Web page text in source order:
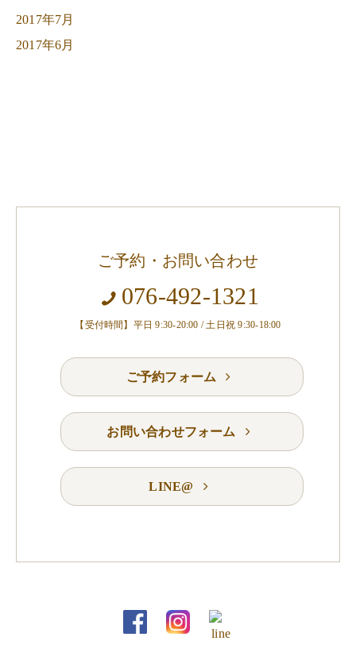
2017年7月
2017年6月
ご予約・お問い合わせ
076-492-1321
【受付時間】平日 9:30-20:00 / 土日祝 9:30-18:00
ご予約フォーム
お問い合わせフォーム
LINE@